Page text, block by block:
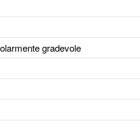
gradevole